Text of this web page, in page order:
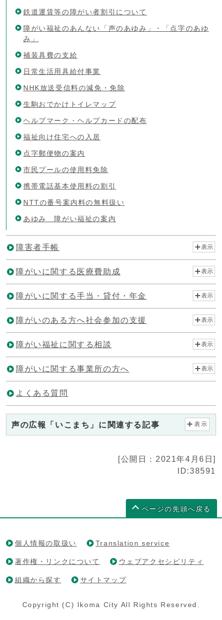
鉄道運賃等の障がい者割引について
障がい福祉のあんない「声のあゆみ」・「点字のあゆ
み」
補装具費の支給
日常生活用具給付事業
NHK放送受信料の減免・免除
生駒おでかけトイレマップ
ヘルプマーク・ヘルプカードの配布
福祉向け住宅への入居
点字郵便物の案内
市民プールの使用料免除
携帯電話基本使用料の割引
NTTの番号案内料の無料扱い
あゆみ 障がい福祉の案内
障害者手帳 表示
障がいに関する医療費助成 表示
障がいに関する手当・貸付・年金 表示
障がいのある方へ社会参加の支援 表示
障がい福祉に関する相談 表示
障がいに関する事業所の方へ 表示
よくある質問
声の広報「いこまち」に関連する記事 表示
[公開日：2021年4月6日]
ID:38591
ページの先頭へ戻る
個人情報の取扱い Translation service
著作権・リンクについて ウェブアクセシビリティ
組織から探す サイトマップ
Copyright (C) Ikoma City All Rights Reserved.